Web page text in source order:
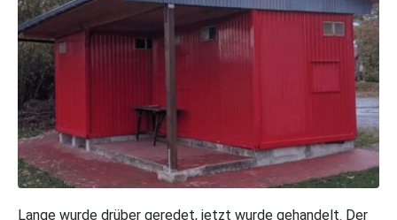
Lange wurde drüber geredet, jetzt wurde gehandelt. Der